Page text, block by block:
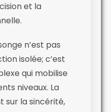
et la
n’est pas
isolée; c’est
qui mobilise
niveaux. La
sur la sincérité,